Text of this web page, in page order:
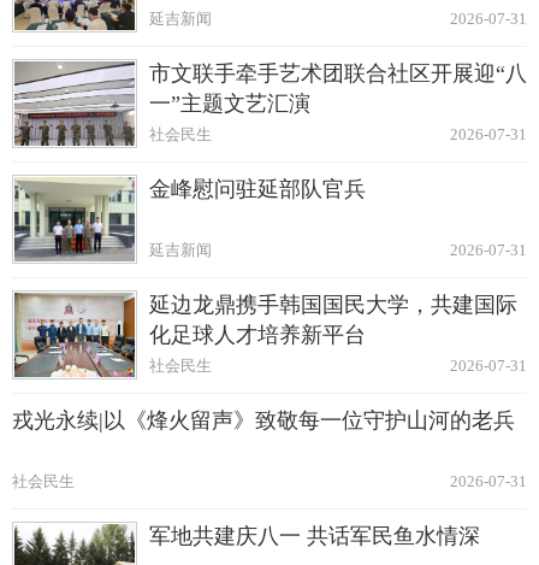
2026-07-31
延吉新闻
市文联手牵手艺术团联合社区开展迎“八
一”主题文艺汇演
2026-07-31
社会民生
金峰慰问驻延部队官兵
2026-07-31
延吉新闻
延边龙鼎携手韩国国民大学，共建国际
化足球人才培养新平台
2026-07-31
社会民生
戎光永续|以《烽火留声》致敬每一位守护山河的老兵
2026-07-31
社会民生
军地共建庆八一 共话军民鱼水情深